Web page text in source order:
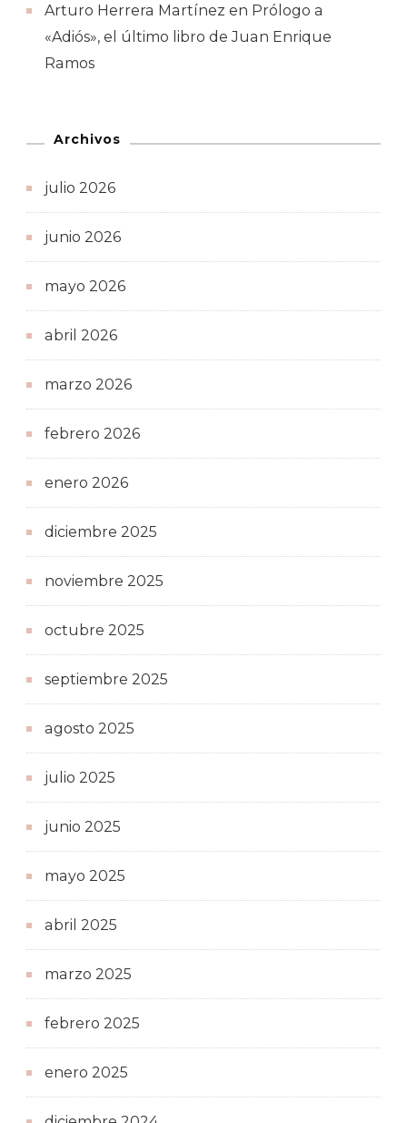
Arturo Herrera Martínez en Prólogo a
«Adiós», el último libro de Juan Enrique
Ramos
Archivos
julio 2026
junio 2026
mayo 2026
abril 2026
marzo 2026
febrero 2026
enero 2026
diciembre 2025
noviembre 2025
octubre 2025
septiembre 2025
agosto 2025
julio 2025
junio 2025
mayo 2025
abril 2025
marzo 2025
febrero 2025
enero 2025